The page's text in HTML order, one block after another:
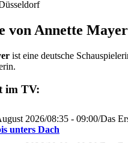
von Annette Mayer
ist eine deutsche
im TV:
2026/08:35 - 09:00/Das
unters Dach